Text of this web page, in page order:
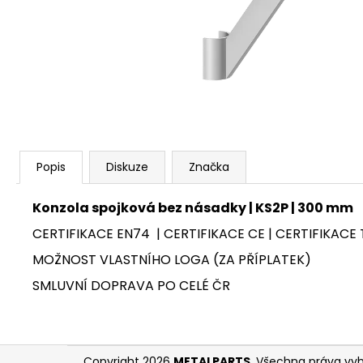
Popis Diskuze Značka
Konzola spojková bez násadky | KS2P | 300 mm
CERTIFIKACE EN74 | CERTIFIKACE CE |
MOŽNOST VLASTNÍHO LOGA (ZA PŘÍPLATEK)
SMLUVNÍ DOPRAVA PO CELÉ ČR
KOMPLETNÍ SESTAVA LEŠENÍ PLETTAC
Z